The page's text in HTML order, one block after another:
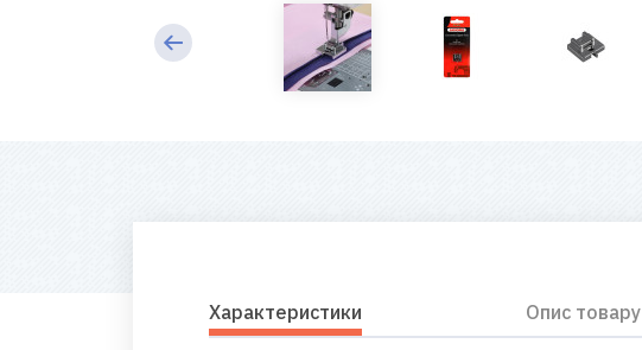
Характеристики Опис товару